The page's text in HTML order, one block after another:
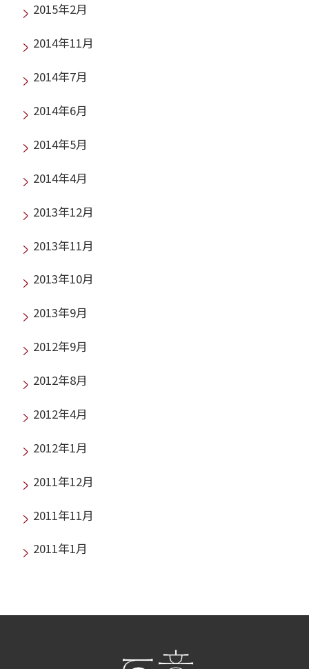
2015年2月
2014年11月
2014年7月
2014年6月
2014年5月
2014年4月
2013年12月
2013年11月
2013年10月
2013年9月
2012年9月
2012年8月
2012年4月
2012年1月
2011年12月
2011年11月
2011年1月